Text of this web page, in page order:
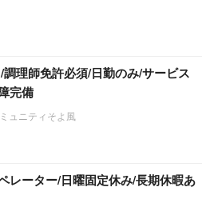
調理師免許必須/日勤のみ/サービス
完備
ュニティそよ風
レーター/日曜固定休み/長期休暇あ